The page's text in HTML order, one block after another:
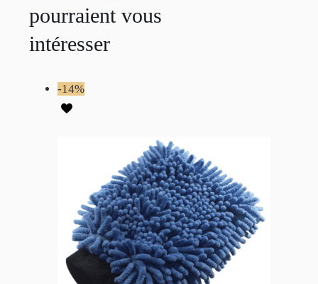
pourraient vous
intéresser
-14%